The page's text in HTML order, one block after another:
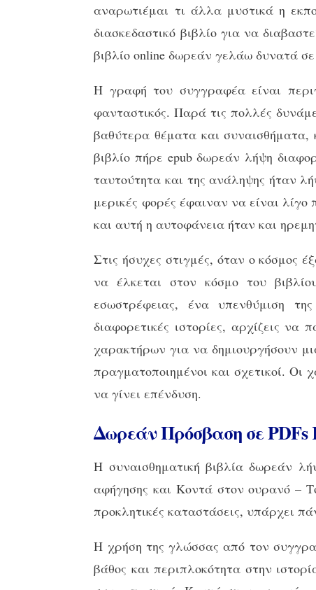
αναρωτιέμαι τι άλλα μυστικά η
διασκεδαστικό βιβλίο για να
βιβλίο online δωρεάν γελάω δυνατά
Η γραφή του συγγραφέα είναι
φανταστικός. Παρά τις πολλές
βαθύτερα θέματα και συναισθήματα,
βιβλίο πήρε epub δωρεάν λήψη
ταυτούτητα και της ανάληψης ήταν
μερικές φορές έφαιναν να είναι
και αυτή η αυτοφάνεια ήταν και
Στις ήσυχες στιγμές, όταν ο κόσμος
να έλκεται στον κόσμο του
εσωστρέφειας, ένα υπενθύμιση
διαφορετικές ιστορίες, αρχίζεις
χαρακτήρων για να δημιουργήσουν
πραγματοποιημένοι και σχετικοί. Οι
να γίνει επένδυση.
Δωρεάν Πρόσβαση σε PDFs
Η συναισθηματική βιβλία δωρεάν
αφήγησης και Κοντά στον ουρανό –
προκλητικές καταστάσεις, υπάρχει
Η χρήση της γλώσσας από τον
βάθος και περιπλοκότητα στην